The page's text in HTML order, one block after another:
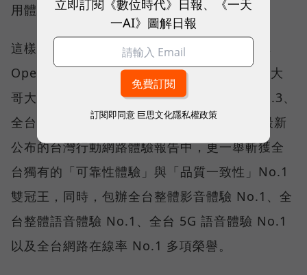
用體驗。
這樣的轉變，也反映在國際權威網路分析機構
Opensignal 公布的評比結果。今年初，台灣大
哥大不僅率先奪下「 4G／5G 在線率全球 No.3、
全台 No.1 」國際級榮譽，在 Opensignal 最新
公布的台灣行動網路體驗報告中，更一舉斬獲全
台獨有的「可靠性體驗」與「品質一致性」No.1
雙冠王，同時，包辦全台整體影音體驗 No.1、全
台整體語音體驗 No.1、全台 5G 語音體驗 No.1
以及全台網路在線率 No.1 多項榮譽。
一AI》圖解日報
訂閱即同意 巨思文化隱私權政策